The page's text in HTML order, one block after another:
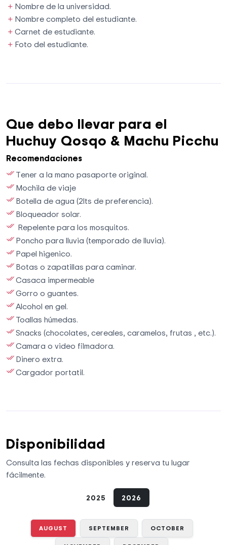
Nombre de la universidad.
Nombre completo del estudiante.
Carnet de estudiante.
Foto del estudiante.
Que debo llevar para el
Huchuy Qosqo & Machu Picchu
Recomendaciones
Tener a la mano pasaporte original.
Mochila de viaje
Botella de agua (2lts de preferencia).
Bloqueador solar.
Repelente para los mosquitos.
Poncho para lluvia (temporado de lluvia).
Papel higenico.
Botas o zapatillas para caminar.
Casaca impermeable
Gorro o guantes.
Alcohol en gel.
Toallas húmedas.
Snacks (chocolates, cereales, caramelos, frutas , etc.).
Camara o video filmadora.
Dinero extra.
Cargador portatil.
Disponibilidad
Consulta las fechas disponibles y reserva tu lugar
fácilmente.
2025 2026
AUGUST SEPTEMBER OCTOBER